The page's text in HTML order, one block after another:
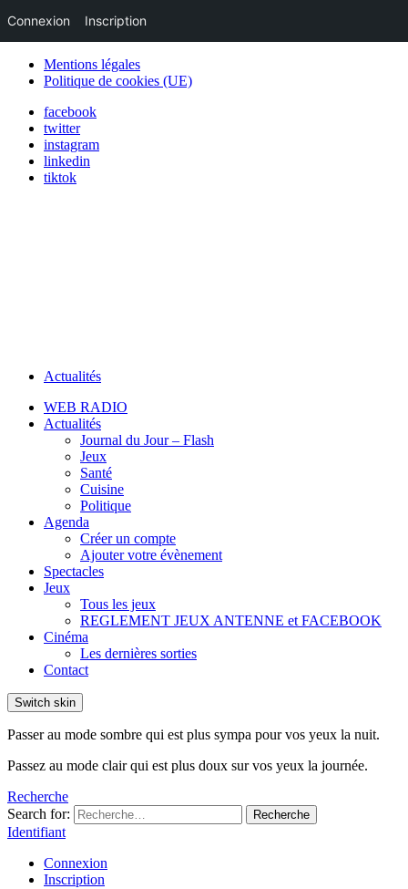
Mentions légales
Politique de cookies (UE)
facebook
twitter
instagram
linkedin
tiktok
Actualités
WEB RADIO
Actualités
Journal du Jour – Flash
Jeux
Santé
Cuisine
Politique
Agenda
Créer un compte
Ajouter votre évènement
Spectacles
Jeux
Tous les jeux
REGLEMENT JEUX ANTENNE et FACEBOOK
Cinéma
Les dernières sorties
Contact
Switch skin
Passer au mode sombre qui est plus sympa pour vos yeux la nuit.
Passez au mode clair qui est plus doux sur vos yeux la journée.
Recherche
Search for:
Recherche
Identifiant
Connexion
Inscription
Connexion Inscription